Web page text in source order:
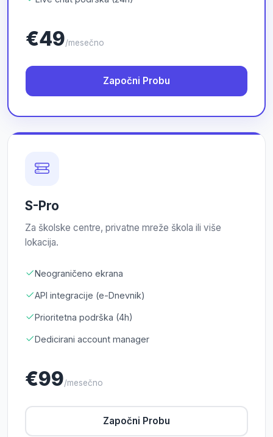
€49/mesečno
Započni Probu
S-Pro
Za školske centre, privatne mreže škola ili više
lokacija.
Neograničeno ekrana
API integracije (e-Dnevnik)
Prioritetna podrška (4h)
Dedicirani account manager
€99/mesečno
Započni Probu